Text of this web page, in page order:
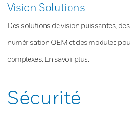
Vision Solutions
Des solutions de vision puissantes,
numérisation OEM et des modules
complexes. En savoir plus.
Sécurité